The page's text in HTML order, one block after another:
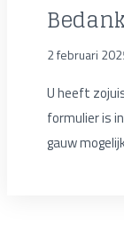
2 februari
U heeft
formulier is
gauw